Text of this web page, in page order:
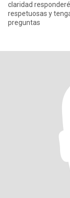
claridad responderé, siempre y
respetuosas y tengan sentido. Sea cordial amable con sus
preguntas